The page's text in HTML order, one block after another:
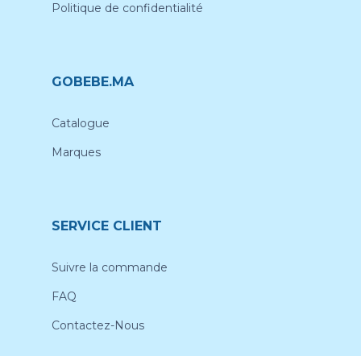
Politique de confidentialité
GOBEBE.MA
Catalogue
Marques
SERVICE CLIENT
Suivre la commande
FAQ
Contactez-Nous